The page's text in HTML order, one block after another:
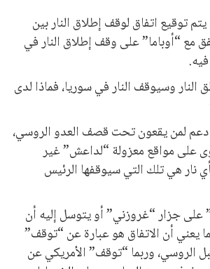
توقيع اتفاق لوقف إطلاق النار بين
مع “أوباما” على وقف إطلاق النار في
وسيوقف النار في سوريا، فماذا لدى
دعم لمن يقعون تحت قصف العدو الروسي،
على مواقع معزولة “لداعش” غير
نار هي تلك التي سيوقفها الرئيس
جزار “غروزني” أو يتوسل إليه أن
يعني أن الاتفاق هو عبارة عن “توقف”
الروسي، وربما “توقف” اﻷمريكي عن